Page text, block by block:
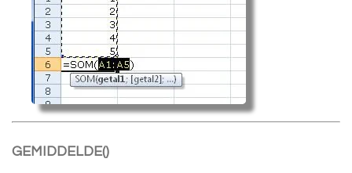
GEMIDDELDE()